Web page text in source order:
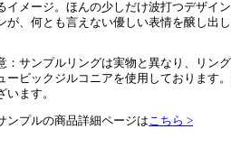
イメージ。ほんの少しだけ波打つデザイ
が、何とも言えない優しい表情を醸し出し
：サンプルリングは実物と異なり、リン
ービックジルコニアを使用しております
います。
ンプルの商品詳細ページはこちら >